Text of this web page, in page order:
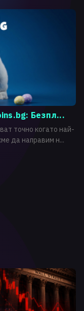
Безпл...
точно когато най-
да направим н...